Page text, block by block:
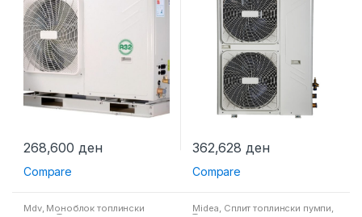
268,600 ден
Compare
362,628 ден
Compare
Mdv, Моноблок топлински Midea, Сплит топлински пумпи,